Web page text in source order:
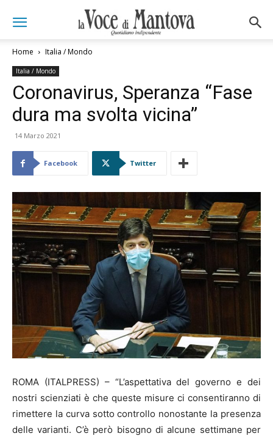
Home Italia / Mondo
Italia / Mondo
Coronavirus, Speranza “Fase
dura ma svolta vicina”
14 Marzo 2021
Facebook Twitter
ROMA (ITALPRESS) – “L’aspettativa del governo e dei
nostri scienziati è che queste misure ci consentiranno di
rimettere la curva sotto controllo nonostante la presenza
delle varianti. C’è però bisogno di alcune settimane per